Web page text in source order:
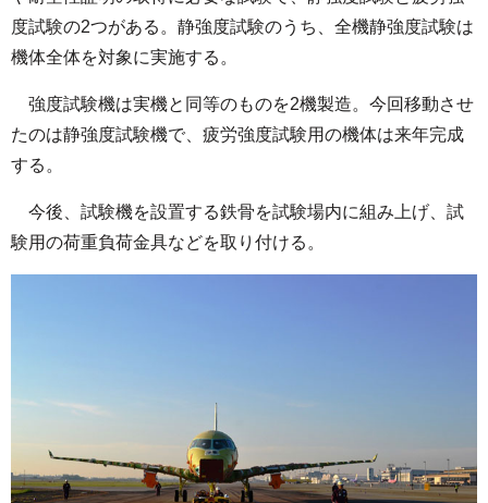
度試験の2つがある。静強度試験のうち、全機静強度試験は
機体全体を対象に実施する。
強度試験機は実機と同等のものを2機製造。今回移動させ
たのは静強度試験機で、疲労強度試験用の機体は来年完成
する。
今後、試験機を設置する鉄骨を試験場内に組み上げ、試
験用の荷重負荷金具などを取り付ける。